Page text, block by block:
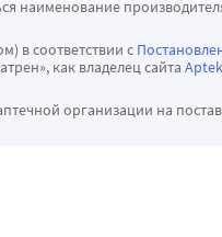
наименование
в соответствии с
как владелец сайта
организации на